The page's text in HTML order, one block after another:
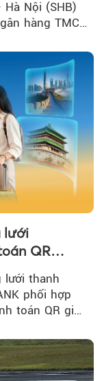
Nội (SHB)
hàng TMCP
lưới
QR
lưới thanh
phối hợp
toán QR giữa